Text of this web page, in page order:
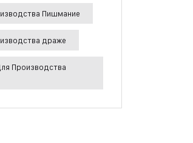
Пишмание
драже
Производства